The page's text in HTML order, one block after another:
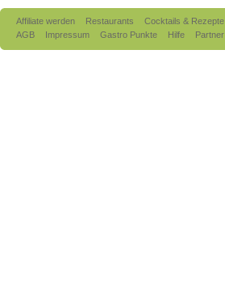
Affiliate werden Restaurants
Cocktails & Rezepte
AGB
Impressum Gastro Punkte Hilfe Partner